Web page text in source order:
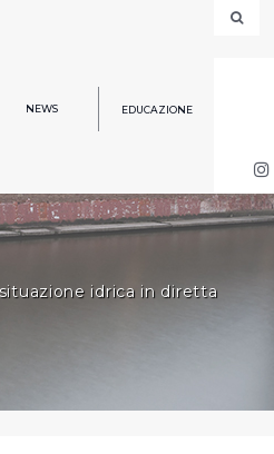
NEWS EDUCAZIONE
idrica in diretta